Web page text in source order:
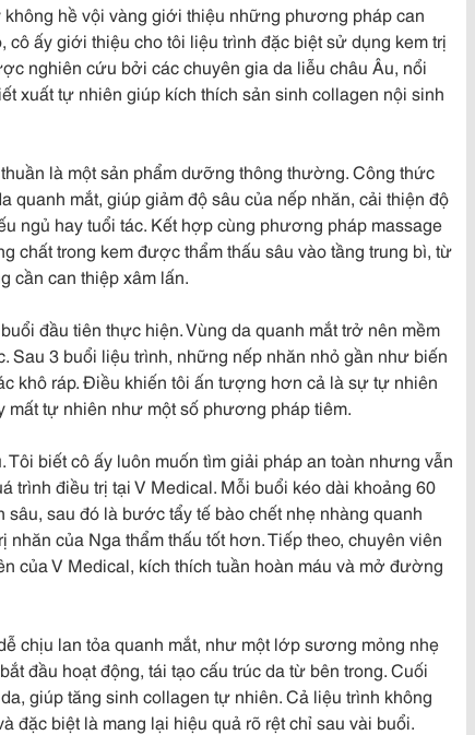
hề vội vàng giới thiệu những phương pháp can
cô ấy giới thiệu cho tôi liệu trình đặc biệt sử dụng kem trị
nghiên cứu bởi các chuyên gia da liễu châu Âu, nổi
xuất tự nhiên giúp kích thích sản sinh collagen nội sinh
là một sản phẩm dưỡng thông thường. Công thức
quanh mắt, giúp giảm độ sâu của nếp nhăn, cải thiện độ
ngủ hay tuổi tác. Kết hợp cùng phương pháp massage
chất trong kem được thẩm thấu sâu vào tầng trung bì, từ
cần can thiệp xâm lấn.
đầu tiên thực hiện. Vùng da quanh mắt trở nên mềm
Sau 3 buổi liệu trình, những nếp nhăn nhỏ gần như biến
khô ráp. Điều khiến tôi ấn tượng hơn cả là sự tự nhiên
mất tự nhiên như một số phương pháp tiêm.
biết cô ấy luôn muốn tìm giải pháp an toàn nhưng vẫn
trình điều trị tại V Medical. Mỗi buổi kéo dài khoảng 60
sau đó là bước tẩy tế bào chết nhẹ nhàng quanh
của Nga thẩm thấu tốt hơn. Tiếp theo, chuyên viên
của V Medical, kích thích tuần hoàn máu và mở đường
chịu lan tỏa quanh mắt, như một lớp sương mỏng nhẹ
đầu hoạt động, tái tạo cấu trúc da từ bên trong. Cuối
giúp tăng sinh collagen tự nhiên. Cả liệu trình không
đặc biệt là mang lại hiệu quả rõ rệt chỉ sau vài buổi.